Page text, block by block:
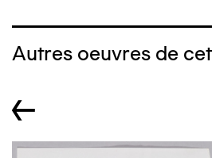
Autres oeuvres de
←